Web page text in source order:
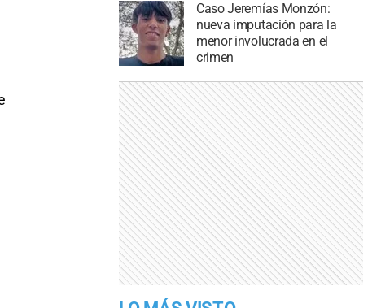
Caso Jeremías Monzón:
nueva imputación para la
menor involucrada en el
crimen